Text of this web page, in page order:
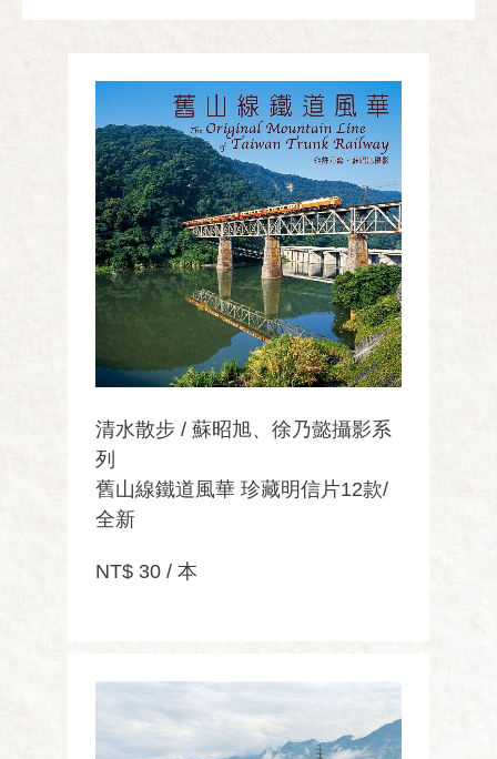
清水散步 / 蘇昭旭、徐乃懿攝影系
列
舊山線鐵道風華 珍藏明信片12款/
全新
NT$ 30 / 本